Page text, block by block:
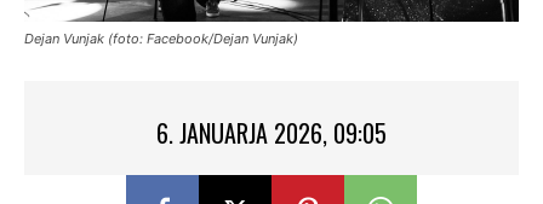
Dejan Vunjak (foto: Facebook/Dejan Vunjak)
6. JANUARJA 2026, 09:05